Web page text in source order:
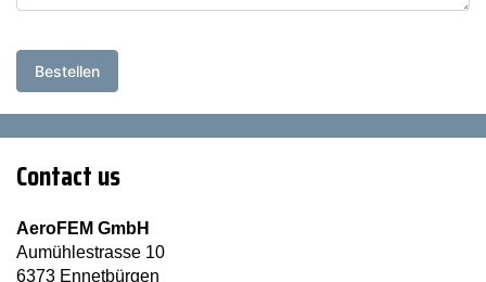
Bestellen
Contact us
AeroFEM GmbH
Aumühlestrasse 10
6373 Ennetbürgen